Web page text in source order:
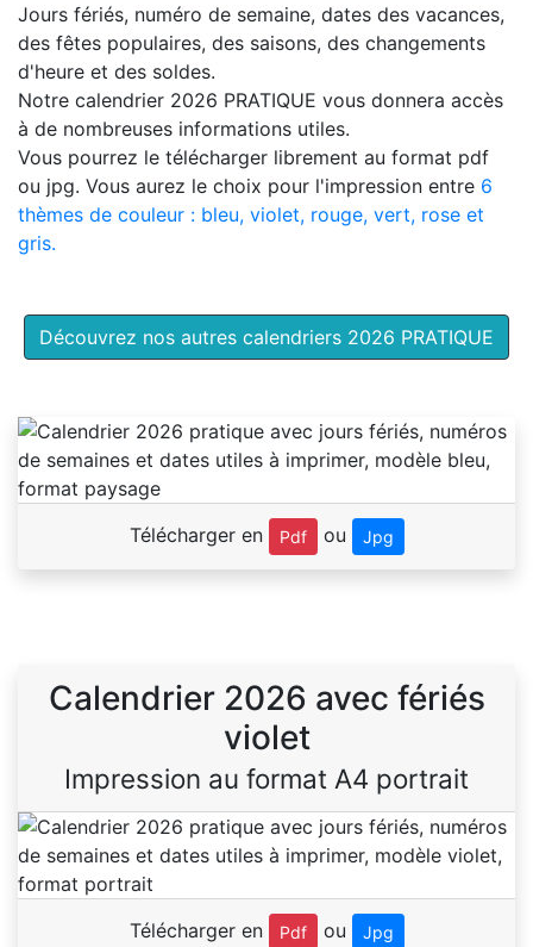
Jours fériés, numéro de semaine, dates des vacances,
des fêtes populaires, des saisons, des changements
d'heure et des soldes.
Notre calendrier 2026 PRATIQUE vous donnera accès
à de nombreuses informations utiles.
Vous pourrez le télécharger librement au format pdf
ou jpg. Vous aurez le choix pour l'impression entre 6
thèmes de couleur : bleu, violet, rouge, vert, rose et
gris.
Découvrez nos autres calendriers 2026 PRATIQUE
Télécharger en Pdf ou Jpg
Calendrier 2026 avec fériés
violet
Impression au format A4 portrait
Télécharger en Pdf ou Jpg